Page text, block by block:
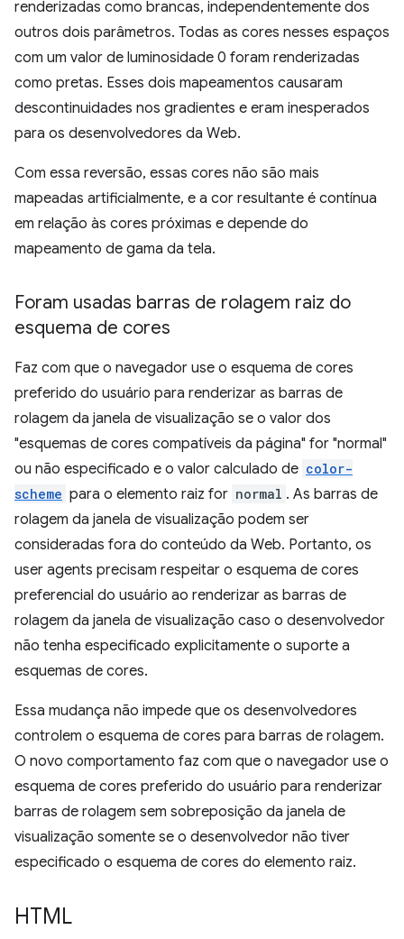
renderizadas como brancas, independentemente dos
outros dois parâmetros. Todas as cores nesses espaços
com um valor de luminosidade 0 foram renderizadas
como pretas. Esses dois mapeamentos causaram
descontinuidades nos gradientes e eram inesperados
para os desenvolvedores da Web.
Com essa reversão, essas cores não são mais
mapeadas artificialmente, e a cor resultante é contínua
em relação às cores próximas e depende do
mapeamento de gama da tela.
Foram usadas barras de rolagem raiz do
esquema de cores
Faz com que o navegador use o esquema de cores
preferido do usuário para renderizar as barras de
rolagem da janela de visualização se o valor dos
"esquemas de cores compatíveis da página" for "normal"
ou não especificado e o valor calculado de color-
scheme para o elemento raiz for normal . As barras de
rolagem da janela de visualização podem ser
consideradas fora do conteúdo da Web. Portanto, os
user agents precisam respeitar o esquema de cores
preferencial do usuário ao renderizar as barras de
rolagem da janela de visualização caso o desenvolvedor
não tenha especificado explicitamente o suporte a
esquemas de cores.
Essa mudança não impede que os desenvolvedores
controlem o esquema de cores para barras de rolagem.
O novo comportamento faz com que o navegador use o
esquema de cores preferido do usuário para renderizar
barras de rolagem sem sobreposição da janela de
visualização somente se o desenvolvedor não tiver
especificado o esquema de cores do elemento raiz.
HTML